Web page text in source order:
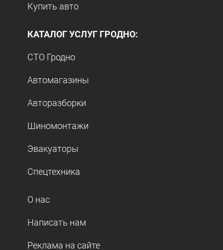
Купить авто
КАТАЛОГ УСЛУГ ГРОДНО:
СТО Гродно
Автомагазины
Авторазборки
Шиномонтажи
Эвакуаторы
Спецтехника
О нас
Написать нам
Реклама на сайте